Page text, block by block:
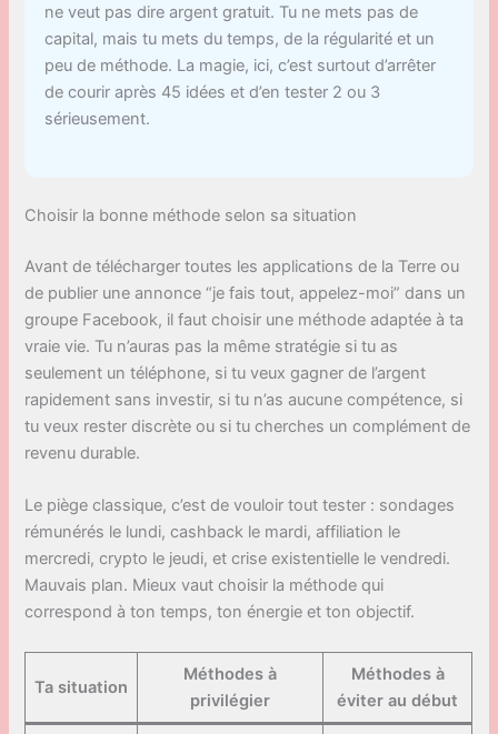
ne veut pas dire argent gratuit. Tu ne mets pas de
capital, mais tu mets du temps, de la régularité et un
peu de méthode. La magie, ici, c’est surtout d’arrêter
de courir après 45 idées et d’en tester 2 ou 3
sérieusement.
Choisir la bonne méthode selon sa situation
Avant de télécharger toutes les applications de la Terre ou
de publier une annonce “je fais tout, appelez-moi” dans un
groupe Facebook, il faut choisir une méthode adaptée à ta
vraie vie. Tu n’auras pas la même stratégie si tu as
seulement un téléphone, si tu veux gagner de l’argent
rapidement sans investir, si tu n’as aucune compétence, si
tu veux rester discrète ou si tu cherches un complément de
revenu durable.
Le piège classique, c’est de vouloir tout tester : sondages
rémunérés le lundi, cashback le mardi, affiliation le
mercredi, crypto le jeudi, et crise existentielle le vendredi.
Mauvais plan. Mieux vaut choisir la méthode qui
correspond à ton temps, ton énergie et ton objectif.
Ta situation
Méthodes à
privilégier
Méthodes à
éviter au début